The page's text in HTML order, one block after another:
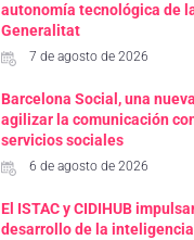
autonomía tecnológica de
Generalitat
7 de agosto de 2026
Barcelona Social, una
agilizar la comunicación
servicios sociales
6 de agosto de 2026
El ISTAC y CIDIHUB
desarrollo de la